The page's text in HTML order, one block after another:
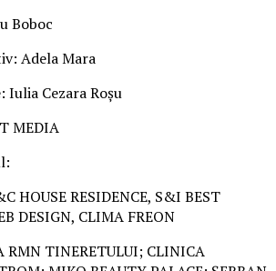
Boboc
Adela Mara
Cezara Roșu
MEDIA
HOUSE RESIDENCE, S&I BEST
DESIGN, CLIMA FREON
RMN TINERETULUI; CLINICA